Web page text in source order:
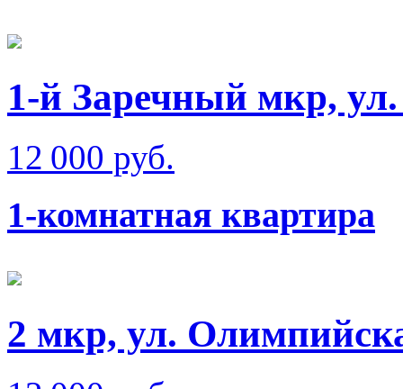
1-й Заречный мкр,
12 000 руб.
1-комнатная квартира
2 мкр, ул.